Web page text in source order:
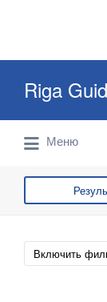
Riga
Travel
Reviews
Меню
Включить